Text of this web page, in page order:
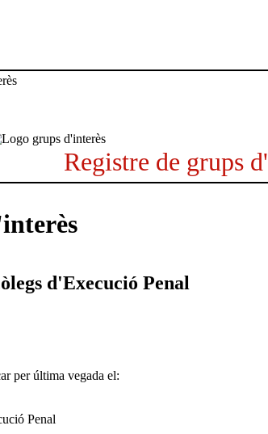
Registre de grups
d'Execució Penal
per última vegada el:
Penal